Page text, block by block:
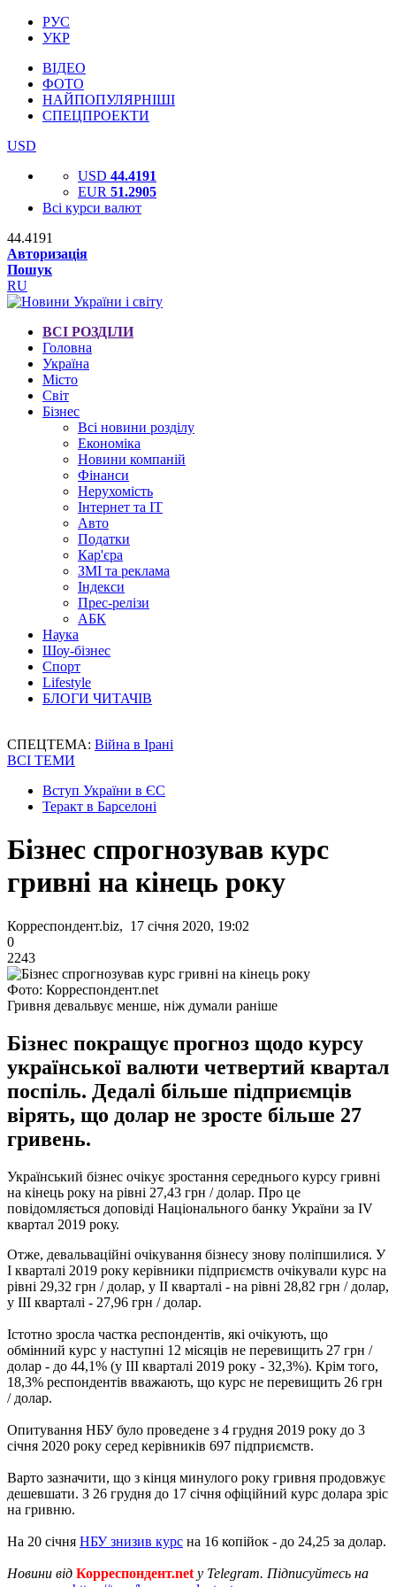
РУС
УКР
ВІДЕО
ФОТО
НАЙПОПУЛЯРНІШІ
СПЕЦПРОЕКТИ
USD
USD 44.4191
EUR 51.2905
Всі курси валют
44.4191
Авторизація
Пошук
RU
ВСІ РОЗДІЛИ
Головна
Україна
Місто
Світ
Бізнес
Всі новини розділу
Економіка
Новини компаній
Фінанси
Нерухомість
Інтернет та IT
Авто
Податки
Кар'єра
ЗМІ та реклама
Індекси
Прес-релізи
АБК
Наука
Шоу-бізнес
Спорт
Lifestyle
БЛОГИ ЧИТАЧІВ
СПЕЦТЕМА: Війна в Ірані
ВСІ ТЕМИ
Вступ України в ЄС
Теракт в Барселоні
Бізнес спрогнозував курс
гривні на кінець року
Корреспондент.biz, 17 січня 2020, 19:02
0
2243
Фото: Корреспондент.net
Гривня девальвує менше, ніж думали раніше
Бізнес покращує прогноз щодо курсу
української валюти четвертий квартал
поспіль. Дедалі більше підприємців
вірять, що долар не зросте більше 27
гривень.
Український бізнес очікує зростання середнього курсу гривні
на кінець року на рівні 27,43 грн / долар. Про це
повідомляється доповіді Національного банку України за IV
квартал 2019 року.
Отже, девальваційні очікування бізнесу знову поліпшилися. У
I кварталі 2019 року керівники підприємств очікували курс на
рівні 29,32 грн / долар, у II кварталі - на рівні 28,82 грн / долар,
у III кварталі - 27,96 грн / долар.
Істотно зросла частка респондентів, які очікують, що
обмінний курс у наступні 12 місяців не перевищить 27 грн /
долар - до 44,1% (у III кварталі 2019 року - 32,3%). Крім того,
18,3% респондентів вважають, що курс не перевищить 26 грн
/ долар.
Опитування НБУ було проведене з 4 грудня 2019 року до 3
січня 2020 року серед керівників 697 підприємств.
Варто зазначити, що з кінця минулого року гривня продовжує
дешевшати. З 26 грудня до 17 січня офіційний курс долара зріс
на гривню.
На 20 січня НБУ знизив курс на 16 копійок - до 24,25 за долар.
Новини від Корреспондент.net у Telegram. Підписуйтесь на